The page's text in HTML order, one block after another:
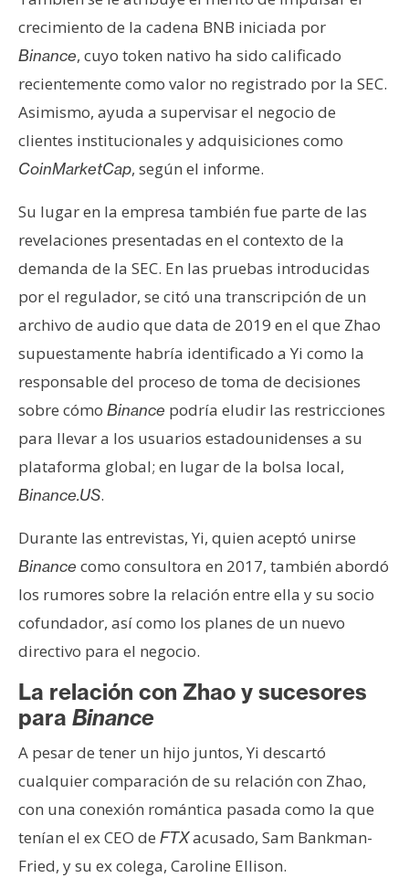
crecimiento de la cadena BNB iniciada por
Binance, cuyo token nativo ha sido calificado
recientemente como valor no registrado por la SEC.
Asimismo, ayuda a supervisar el negocio de
clientes institucionales y adquisiciones como
CoinMarketCap, según el informe.
Su lugar en la empresa también fue parte de las
revelaciones presentadas en el contexto de la
demanda de la SEC. En las pruebas introducidas
por el regulador, se citó una transcripción de un
archivo de audio que data de 2019 en el que Zhao
supuestamente habría identificado a Yi como la
responsable del proceso de toma de decisiones
sobre cómo Binance podría eludir las restricciones
para llevar a los usuarios estadounidenses a su
plataforma global; en lugar de la bolsa local,
Binance.US.
Durante las entrevistas, Yi, quien aceptó unirse
Binance como consultora en 2017, también abordó
los rumores sobre la relación entre ella y su socio
cofundador, así como los planes de un nuevo
directivo para el negocio.
La relación con Zhao y sucesores
para Binance
A pesar de tener un hijo juntos, Yi descartó
cualquier comparación de su relación con Zhao,
con una conexión romántica pasada como la que
tenían el ex CEO de FTXacusado, Sam Bankman-
Fried, y su ex colega, Caroline Ellison.